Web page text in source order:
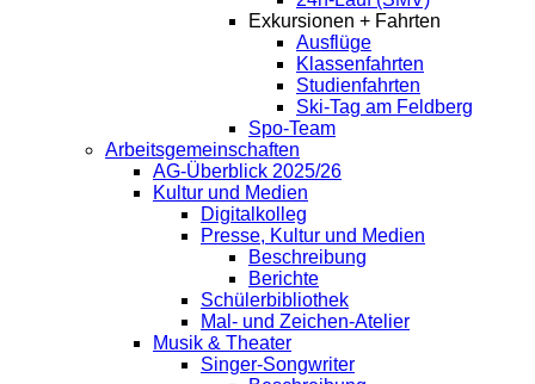
Exkursionen + Fahrten
Ausflüge
Klassenfahrten
Studienfahrten
Ski-Tag am Feldberg
Spo-Team
Arbeitsgemeinschaften
AG-Überblick 2025/26
Kultur und Medien
Digitalkolleg
Presse, Kultur und Medien
Beschreibung
Berichte
Schülerbibliothek
Mal- und Zeichen-Atelier
Musik & Theater
Singer-Songwriter